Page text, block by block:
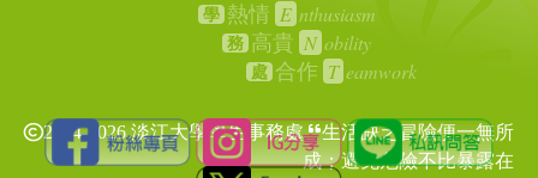
學 熱情 E nthusiasm
務 高貴 N obility
處 合作 T eamwork
2024-2026 淡江大學學生事務處
生活缺乏冒險便一無所
成；避免危險不比暴露在